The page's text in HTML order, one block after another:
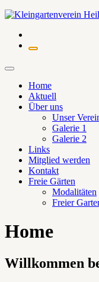
Zum
springen
Home
Aktuell
Über uns
Unser
Galerie 1
Galerie 2
Links
Mitglied werden
Kontakt
Freie Gärten
Modalitäten
Freier
Home
Willkommen